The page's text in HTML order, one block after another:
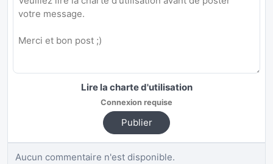
Lire la charte d'utilisation
Connexion requise
Publier
Aucun commentaire n'est disponible.